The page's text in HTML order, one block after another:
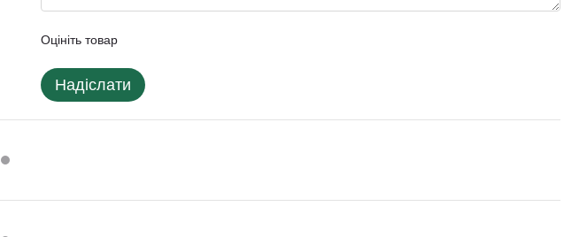
Оцініть товар
Надіслати